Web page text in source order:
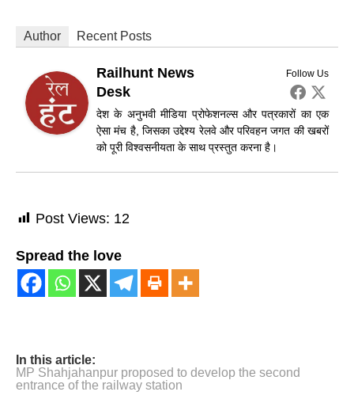
Author Recent Posts
Follow Us
Railhunt News
Desk
देश के अनुभवी मीडिया प्रोफेशनल्स और पत्रकारों का एक
ऐसा मंच है, जिसका उद्देश्य रेलवे और परिवहन जगत की खबरों
को पूरी विश्वसनीयता के साथ प्रस्तुत करना है।
Post Views: 12
Spread the love
In this article:
MP Shahjahanpur proposed to develop the second
entrance of the railway station